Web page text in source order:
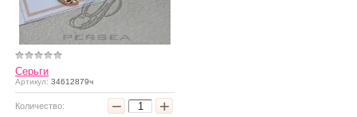
Серьги
Артикул: 34612879ч
Количество: − +